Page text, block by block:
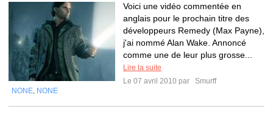
Voici une vidéo commentée en
anglais pour le prochain titre des
développeurs Remedy (Max Payne),
j'ai nommé Alan Wake. Annoncé
comme une de leur plus grosse...
Lire la suite
Le 07 avril 2010 par
Smurff
NONE NONE